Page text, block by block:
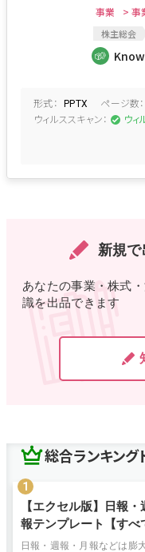
事業 > 事
株主総会
広報
対外発表
形式： PPTX ページ数：
ウィルススキャン： ウィ
新規で
あなたの事業・株式
識を出品できます
総合ランキング
【エクセル版】日報・
報テンプレート【すべ
日報・週報・月報などは膨